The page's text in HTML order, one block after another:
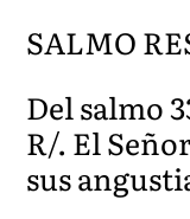
SALMO
Del salmo
R/. El
sus